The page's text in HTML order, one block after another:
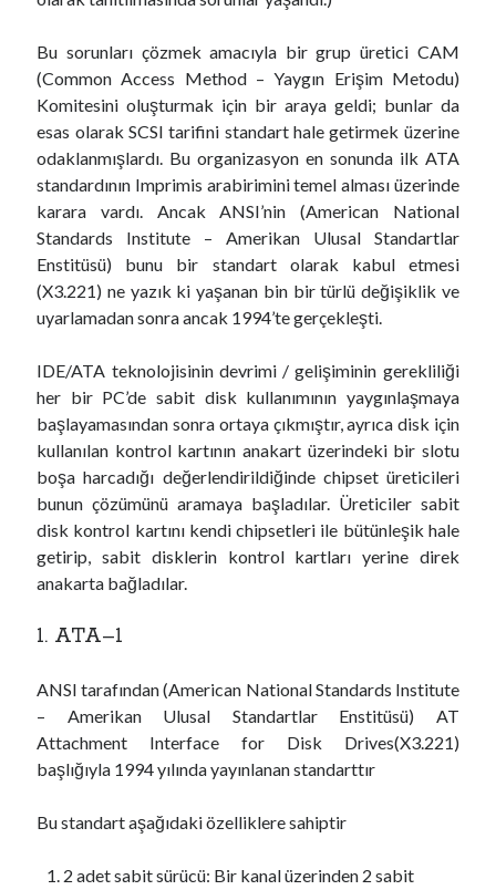
A
T
Bu sorunları çözmek amacıyla bir grup üretici CAM
(Common Access Method – Yaygın Erişim Metodu)
Komitesini oluşturmak için bir araya geldi; bunlar da
esas olarak SCSI tarifini standart hale getirmek üzerine
odaklanmışlardı. Bu organizasyon en sonunda ilk ATA
standardının Imprimis arabirimini temel alması üzerinde
karara vardı. Ancak ANSI’nin (American National
Standards Institute – Amerikan Ulusal Standartlar
Enstitüsü) bunu bir standart olarak kabul etmesi
(X3.221) ne yazık ki yaşanan bin bir türlü değişiklik ve
uyarlamadan sonra ancak 1994’te gerçekleşti.
IDE/ATA teknolojisinin devrimi / gelişiminin gerekliliği
her bir PC’de sabit disk kullanımının yaygınlaşmaya
başlayamasından sonra ortaya çıkmıştır, ayrıca disk için
kullanılan kontrol kartının anakart üzerindeki bir slotu
boşa harcadığı değerlendirildiğinde chipset üreticileri
bunun çözümünü aramaya başladılar. Üreticiler sabit
disk kontrol kartını kendi chipsetleri ile bütünleşik hale
getirip, sabit disklerin kontrol kartları yerine direk
anakarta bağladılar.
1. ATA–1
ANSI tarafından (American National Standards Institute
– Amerikan Ulusal Standartlar Enstitüsü) AT
Attachment Interface for Disk Drives(X3.221)
başlığıyla 1994 yılında yayınlanan standarttır
Bu standart aşağıdaki özelliklere sahiptir
2 adet sabit sürücü: Bir kanal üzerinden 2 sabit